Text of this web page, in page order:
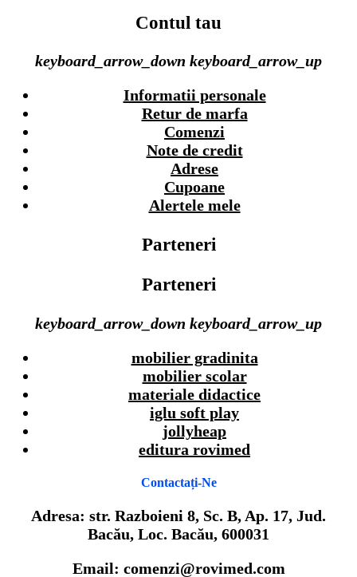
Contul tau
keyboard_arrow_down keyboard_arrow_up
Informatii personale
Retur de marfa
Comenzi
Note de credit
Adrese
Cupoane
Alertele mele
Parteneri
Parteneri
keyboard_arrow_down keyboard_arrow_up
mobilier gradinita
mobilier scolar
materiale didactice
iglu soft play
jollyheap
editura rovimed
Contactați-Ne
Adresa: str. Razboieni 8, Sc. B, Ap. 17, Jud.
Bacău, Loc. Bacău, 600031
Email: comenzi@rovimed.com